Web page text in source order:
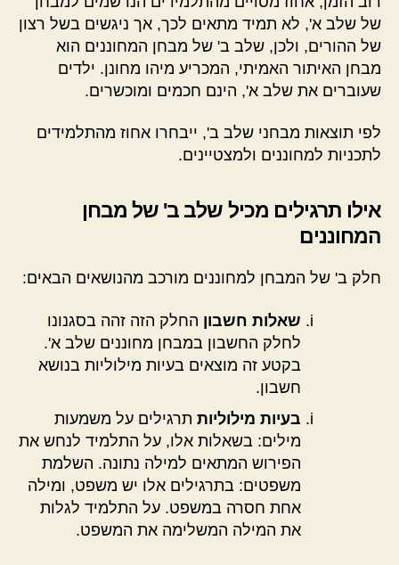
של שלב א', לא תמיד מתאים לכך, אך ניגשים בשל רצון
של ההורים, ולכן, שלב ב' של מבחן המחוננים הוא
מבחן האיתור האמיתי, המכריע מיהו מחונן. ילדים
שעוברים את שלב א', הינם חכמים ומוכשרים.
לפי תוצאות מבחני שלב ב', ייבחרו אחוז מהתלמידים
לתכניות למחוננים ולמצטיינים.
אילו תרגילים מכיל שלב ב' של מבחן
המחוננים
חלק ב' של המבחן למחוננים מורכב מהנושאים הבאים:
שאלות חשבון החלק הזה זהה בסגנונו
לחלק החשבון במבחן מחוננים שלב א'.
בקטע זה מוצאים בעיות מילוליות בנושא
חשבון.
בעיות מילוליות תרגילים על משמעות
מילים: בשאלות אלו, על התלמיד לנחש את
הפירוש המתאים למילה נתונה. השלמת
משפטים: בתרגילים אלו יש משפט, ומילה
אחת חסרה במשפט. על התלמיד לגלות
את המילה המשלימה את המשפט.